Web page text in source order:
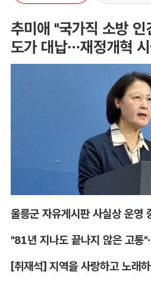
추미애 "국가직 소방 인
도가 대납…재정개혁